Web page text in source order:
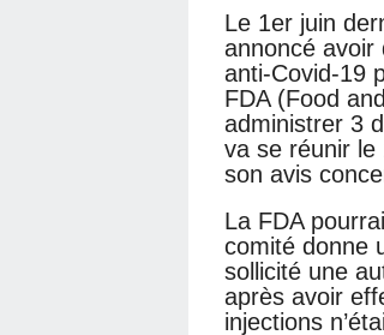
Le 1er juin
annoncé avoir
anti-Covid-19
FDA (Food
administrer 3
va se réunir le
son avis
La FDA
comité donne
sollicité une
après avoir
injections